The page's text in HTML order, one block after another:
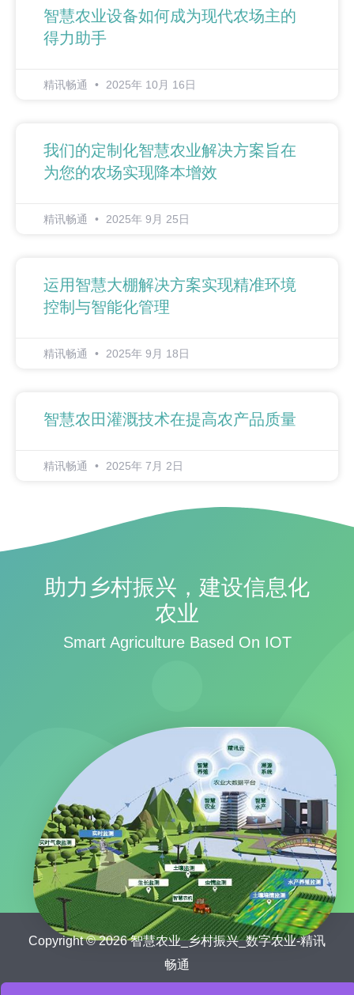
智慧农业设备如何成为现代农场主的
得力助手
精讯畅通 2025年 10月 16日
我们的定制化智慧农业解决方案旨在
为您的农场实现降本增效
精讯畅通 2025年 9月 25日
运用智慧大棚解决方案实现精准环境
控制与智能化管理
精讯畅通 2025年 9月 18日
智慧农田灌溉技术在提高农产品质量
精讯畅通 2025年 7月 2日
助力乡村振兴，建设信息化
农业
Smart Agriculture Based On IOT
Copyright © 2026 智慧农业_乡村振兴_数字农业-精讯
畅通